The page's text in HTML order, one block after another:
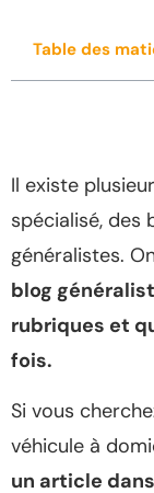
Table des
Il existe
spécialisé, des
généralistes.
blog
rubriques et
fois.
Si vous
véhicule à
un article